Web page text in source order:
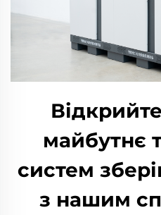
майбутнє
систем
з нашим